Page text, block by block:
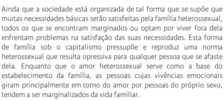
Ainda que a sociedade está organizada de tal forma que se supõe que
muitas necessidades básicas serão satisfeitas pela família heterossexual,
todos os que se encontram marginados ou optam por viver fora dela
enfrentam problemas na satisfação das suas necessidades. Esta forma
de família sob o capitalismo pressupõe e reproduz uma norma
heterossexual que resulta opressiva para qualquer pessoa que se afaste
dela. Enquanto que o amor heterossexual serve como a base do
estabelecimento da família, as pessoas cujas vivências emocionais
giram principalmente em torno do amor por pessoas do próprio sexo,
tendem a ser marginalizados da vida familiar.